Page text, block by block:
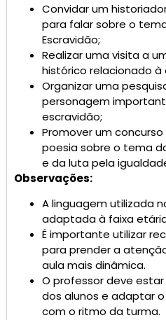
Convidar um
para falar sobre o
Escravidão;
Realizar uma visita a
histórico relacionado à
Organizar uma
personagem
escravidão;
Promover um
poesia sobre o tema
e da luta pela
Observações:
A linguagem utilizada
adaptada à faixa
É importante utilizar
para prender a
aula mais dinâmica.
O professor deve
dos alunos e adaptar
com o ritmo da turma.